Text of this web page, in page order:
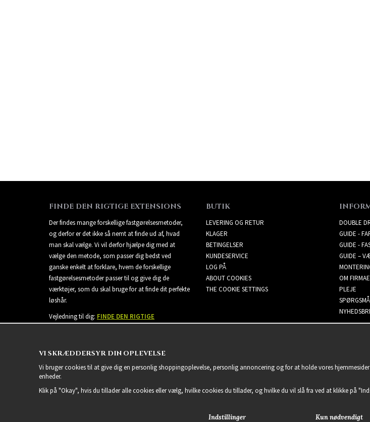
FINDE DEN RIGTIGE EXTENSIONS
Der findes mange forskellige fastgørelsesmetoder,
og derfor er det ikke så nemt at finde ud af, hvad
man skal vælge. Vi vil derfor hjælpe dig med at
vælge den metode, som passer dig bedst ved
ganske enkelt at forklare, hvem de forskellige
fastgørelsesmetoder passer til og give dig de
værktøjer, som du skal bruge for at finde dit perfekte
løshår.
Vejledning til dig: FINDE DEN RIGTIGE
BUTIK
LEVERING OG RETUR
KLAGER
BETINGELSER
KUNDESERVICE
LOG PÅ
ABOUT COOKIES
THE COOKIE SETTINGS
DOUBLE
GUIDE -
GUIDE -
GUIDE –
OM
PLEJE
2021 Delightful Hair
VI SKRÆDDERSYR DIN OPLEVELSE
Vi bruger cookies til at give dig en personlig shoppingoplevelse, personlig annoncering og for at holde vores
enheder.
Klik på "Okay", hvis du tillader alle cookies eller vælg, hvilke cookies du tillader, og hvilke du vil slå fra ved at klikke på
Indstillinger Kun nødvendigt